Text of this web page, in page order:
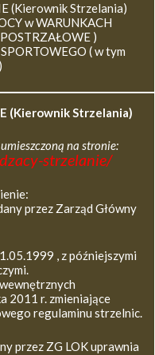
(Kierownik Strzelania)
w WARUNKACH
)
( w tym
(Kierownik Strzelania)
na stronie:
strzelanie/
przez Zarząd Główny
, z późniejszymi
2011 r. zmieniające
regulaminu strzelnic.
przez ZG LOK uprawnia